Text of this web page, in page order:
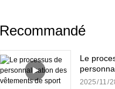
Recommandé
Le
2025 11